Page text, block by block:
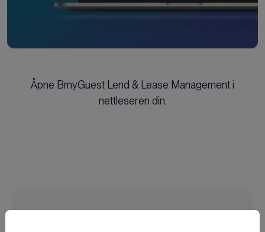
Åpne BmyGuest Lend & Lease Management i
nettleseren din.